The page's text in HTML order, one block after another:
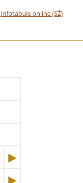
Infotabule online (SŽ)